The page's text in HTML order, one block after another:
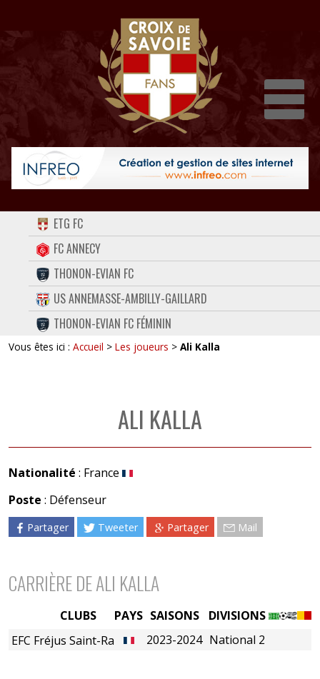
ACCUEIL
FORUM
CONTACT
FACEBOOK
TWITTER
ETG FC
FC ANNECY
THONON-EVIAN FC
US ANNEMASSE-AMBILLY-GAILLARD
THONON-EVIAN FC FÉMININ
Vous êtes ici : Accueil > Les joueurs > Ali Kalla
ALI KALLA
Nationalité : France
Poste : Défenseur
Partager Tweeter Partager Mail
CARRIÈRE DE ALI KALLA
PAYS SAISONS
DIVISIONS
2023-2024 National 2
CLUBS
EFC Fréjus Saint-Raphaël